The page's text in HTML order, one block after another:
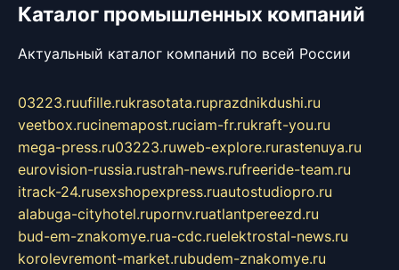
Каталог промышленных компаний
Актуальный каталог компаний по всей России
03223.ruufille.rukrasotata.ruprazdnikdushi.ru
veetbox.rucinemapost.ruciam-fr.rukraft-you.ru
mega-press.ru03223.ruweb-explore.rurastenuya.ru
eurovision-russia.rustrah-news.rufreeride-team.ru
itrack-24.rusexshopexpress.ruautostudiopro.ru
alabuga-cityhotel.rupornv.ruatlantpereezd.ru
bud-em-znakomye.rua-cdc.ruelektrostal-news.ru
korolevremont-market.rubudem-znakomye.ru